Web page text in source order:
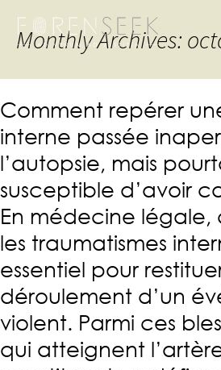
Monthly Archives:
Comment repérer
interne passée
l’autopsie, mais
susceptible d’avoir
En médecine
les traumatismes
essentiel pour
déroulement d’un
violent. Parmi ces
qui atteignent